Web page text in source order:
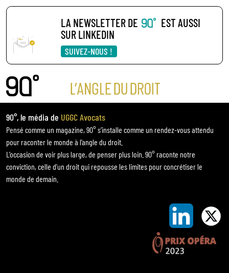
LA NEWSLETTER DE
EST AUSSI
SUR LINKEDIN
SUIVEZ-NOUS !
90°, le média de UGGC Avocats
Pensé comme un magazine, 90° s’installe comme un rendez-vous attendu
pour raconter le monde à l’angle du droit.
L’occasion de voir plus large, de penser plus loin. 90° raconte notre
conviction, celle d’un droit qui repousse les limites pour concrétiser le
monde de demain.